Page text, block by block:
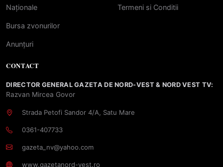
Naționale
Bursa zvonurilor
Anunțuri
Termeni si Conditii
CONTACT
DIRECTOR GENERAL GAZETA DE NORD-VEST & NORD VEST TV:
Razvan Mircea Govor
Strada Petofi Sandor 4/A, Satu Mare
0361-407733
gazeta_nv@yahoo.com
www.gazetanord-vest.ro